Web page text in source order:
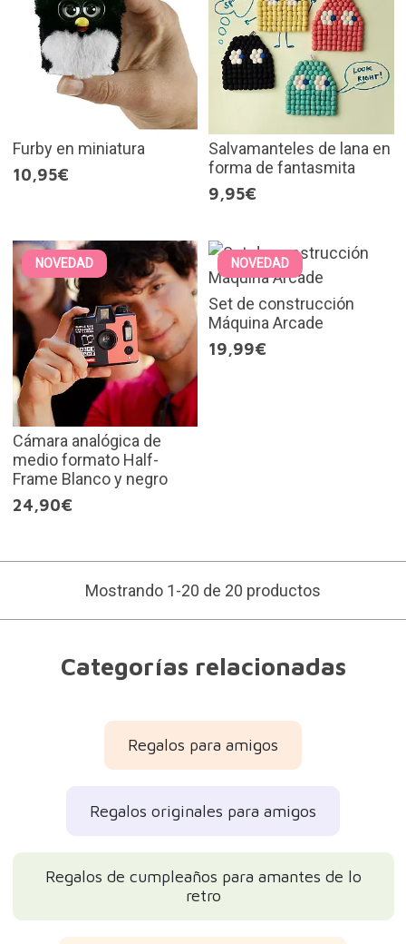
Furby en miniatura
10,95€
Salvamanteles de lana en
forma de fantasmita
9,95€
NOVEDAD
Cámara analógica de
medio formato Half-
Frame Blanco y negro
24,90€
NOVEDAD
Set de construcción
Máquina Arcade
19,99€
Mostrando 1-20 de 20 productos
Categorías relacionadas
Regalos para amigos
Regalos originales para amigos
Regalos de cumpleaños para amantes de lo
retro